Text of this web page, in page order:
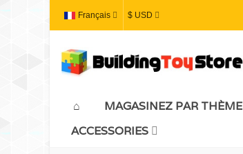
Français $ USD
MAGASINEZ PAR THÈME
ACCESSORIES